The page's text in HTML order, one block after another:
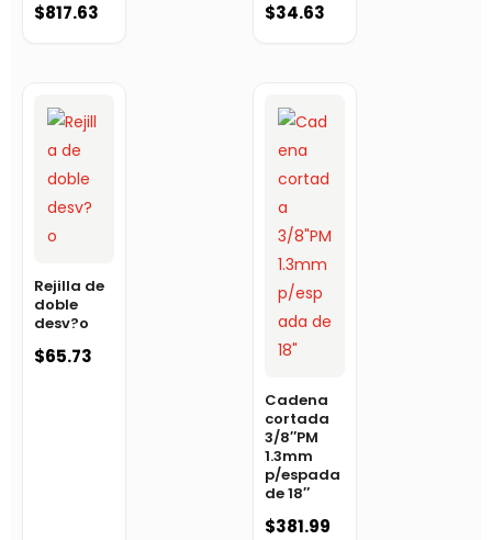
$817.63 $34.63
Rejilla de
doble
desv?o
$65.73
Cadena
cortada
3/8″PM
1.3mm
p/espada
de 18″
$381.99